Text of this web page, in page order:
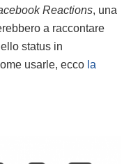
Reactions, una
a raccontare
status in
usarle, ecco la